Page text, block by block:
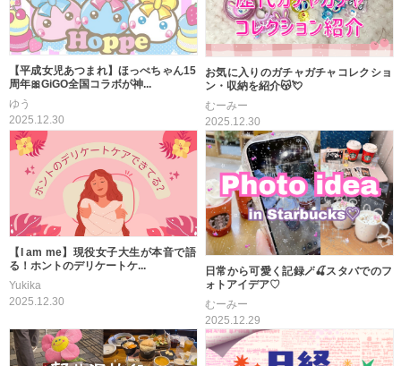
【平成女児あつまれ】ほっぺちゃん15
周年🎀GiGO全国コラボが神...
ゆう
2025.12.30
お気に入りのガチャガチャコレクショ
ン・収納を紹介😽💘
むーみー
2025.12.30
【I am me】現役女子大生が本音で語
る！ホントのデリケートケ...
Yukika
2025.12.30
日常から可愛く記録🪄🍒スタバでのフ
ォトアイデア♡
むーみー
2025.12.29